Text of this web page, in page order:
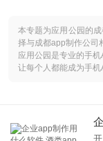
本专题为应用公园的
择与成都app制作公司
应用公园是专业的手
让每个人都能成为手机
开